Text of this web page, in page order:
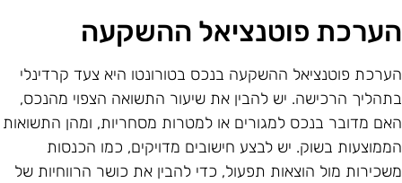
פוטנציאל ההשקעה
פוטנציאל ההשקעה בנכס בטורונטו היא צעד קרדינלי
הרכישה. יש להבין את שיעור התשואה הצפוי מהנכס,
מדובר בנכס למגורים או למטרות מסחריות, ומהן התשואות
בשוק. יש לבצע חישובים מדויקים, כמו הכנסות
מול הוצאות תפעול, כדי להבין את כושר הרווחיות של